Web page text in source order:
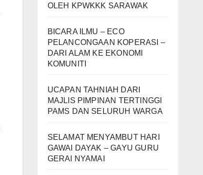
OLEH KPWKKK SARAWAK
BICARA ILMU – ECO
PELANCONGAAN KOPERASI –
DARI ALAM KE EKONOMI
KOMUNITI
UCAPAN TAHNIAH DARI
MAJLIS PIMPINAN TERTINGGI
PAMS DAN SELURUH WARGA
SELAMAT MENYAMBUT HARI
GAWAI DAYAK – GAYU GURU
GERAI NYAMAI